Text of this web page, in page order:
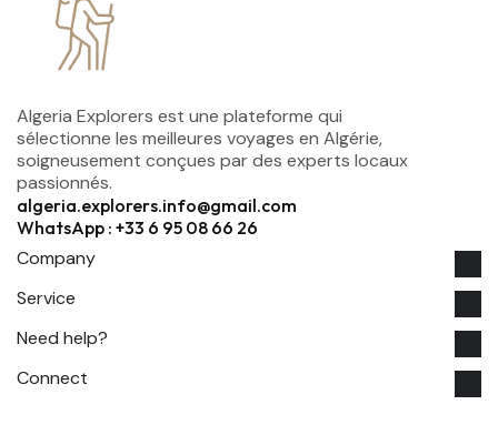
Algeria Explorers est une plateforme qui
sélectionne les meilleures voyages en Algérie,
soigneusement conçues par des experts locaux
passionnés.
algeria.explorers.info@gmail.com
WhatsApp : +33 6 95 08 66 26
Company
Service
Need help?
Connect